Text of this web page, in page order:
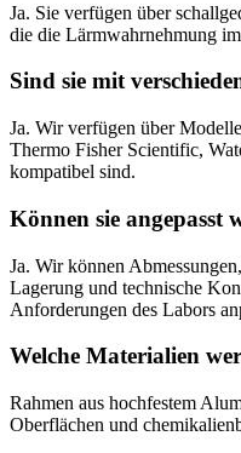
Ja. Sie verfügen über
die die Lärmwahrnehmung
Sind sie mit
Ja. Wir verfügen über
Thermo Fisher Scientific,
kompatibel sind.
Können sie angepasst
Ja. Wir können
Lagerung und technische
Anforderungen des Labors
Welche Materialien
Rahmen aus hochfestem
Oberflächen und